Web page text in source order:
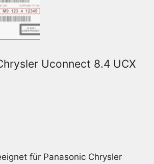
Uconnect 8.4 UCX
für Panasonic Chrysler